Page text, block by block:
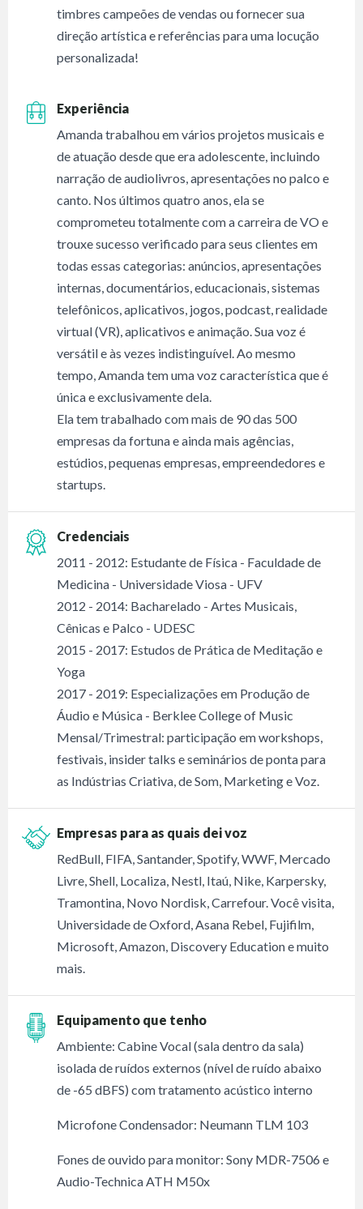
timbres campeões de vendas ou fornecer sua
direção artística e referências para uma locução
personalizada!
Experiência
Amanda trabalhou em vários projetos musicais e
de atuação desde que era adolescente, incluindo
narração de audiolivros, apresentações no palco e
canto. Nos últimos quatro anos, ela se
comprometeu totalmente com a carreira de VO e
trouxe sucesso verificado para seus clientes em
todas essas categorias: anúncios, apresentações
internas, documentários, educacionais, sistemas
telefônicos, aplicativos, jogos, podcast, realidade
virtual (VR), aplicativos e animação. Sua voz é
versátil e às vezes indistinguível. Ao mesmo
tempo, Amanda tem uma voz característica que é
única e exclusivamente dela.
Ela tem trabalhado com mais de 90 das 500
empresas da fortuna e ainda mais agências,
estúdios, pequenas empresas, empreendedores e
startups.
Credenciais
2011 - 2012: Estudante de Física - Faculdade de
Medicina - Universidade Viosa - UFV
2012 - 2014: Bacharelado - Artes Musicais,
Cênicas e Palco - UDESC
2015 - 2017: Estudos de Prática de Meditação e
Yoga
2017 - 2019: Especializações em Produção de
Áudio e Música - Berklee College of Music
Mensal/Trimestral: participação em workshops,
festivais, insider talks e seminários de ponta para
as Indústrias Criativa, de Som, Marketing e Voz.
Empresas para as quais dei voz
RedBull, FIFA, Santander, Spotify, WWF, Mercado
Livre, Shell, Localiza, Nestl, Itaú, Nike, Karpersky,
Tramontina, Novo Nordisk, Carrefour. Você visita,
Universidade de Oxford, Asana Rebel, Fujifilm,
Microsoft, Amazon, Discovery Education e muito
mais.
Equipamento que tenho
Ambiente: Cabine Vocal (sala dentro da sala)
isolada de ruídos externos (nível de ruído abaixo
de -65 dBFS) com tratamento acústico interno
Microfone Condensador: Neumann TLM 103
Fones de ouvido para monitor: Sony MDR-7506 e
Audio-Technica ATH M50x